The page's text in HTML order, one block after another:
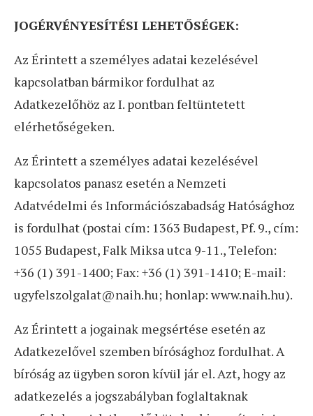
JOGÉRVÉNYESÍTÉSI LEHETŐSÉGEK:
Az Érintett a személyes adatai kezelésével
kapcsolatban bármikor fordulhat az
Adatkezelőhöz az I. pontban feltüntetett
elérhetőségeken.
Az Érintett a személyes adatai kezelésével
kapcsolatos panasz esetén a Nemzeti
Adatvédelmi és Információszabadság Hatósághoz
is fordulhat (postai cím: 1363 Budapest, Pf. 9., cím:
1055 Budapest, Falk Miksa utca 9-11., Telefon:
+36 (1) 391-1400; Fax: +36 (1) 391-1410; E-mail:
ugyfelszolgalat@naih.hu; honlap: www.naih.hu).
Az Érintett a jogainak megsértése esetén az
Adatkezelővel szemben bírósághoz fordulhat. A
bíróság az ügyben soron kívül jár el. Azt, hogy az
adatkezelés a jogszabályban foglaltaknak